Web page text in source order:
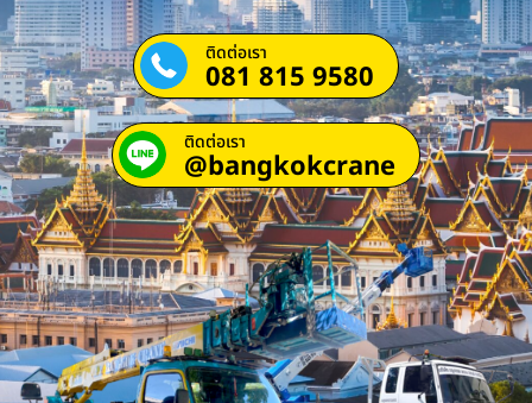
ติดต่อเรา
081 815 9580
ติดต่อเรา
@bangkokcrane